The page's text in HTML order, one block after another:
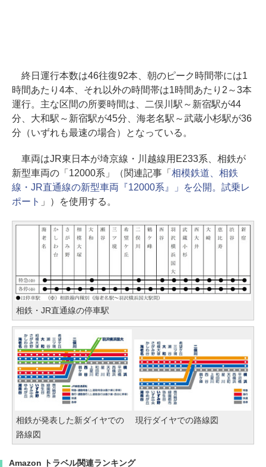
終日運行本数は46往復92本、朝のピーク時間帯には1
時間あたり4本、それ以外の時間帯は1時間あたり2～3本
運行。主な区間の所要時間は、二俣川駅～新宿駅が44
分、大和駅～新宿駅が45分、海老名駅～武蔵小杉駅が36
分（いずれも最速の場合）となっている。
車両はJR東日本が埼京線・川越線用E233系、相鉄が
新型車両の「12000系」（関連記事「 相模鉄道、相鉄
線・JR直通線の新型車両『12000系』」を公開。試乗レ
ポート 」）を使用する。
相鉄・JR直通線の停車駅
相鉄が発表した新ダイヤでの
路線図
現行ダイヤでの路線図
Amazon トラベル関連ランキング